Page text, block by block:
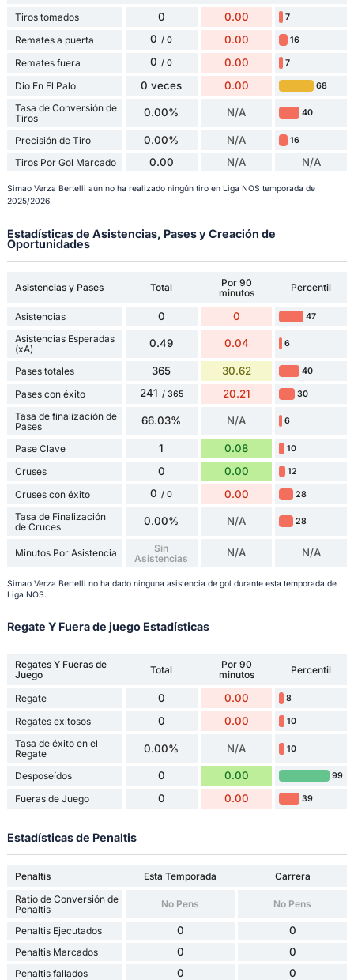
Tiros tomados 0 0.00 7
Remates a puerta 0 / 0 0.00 16
Remates fuera 0 / 0 0.00 7
Dio En El Palo 0 veces 0.00 68
Tasa de Conversión de
Tiros
0.00% N/A 40
Precisión de Tiro 0.00% N/A 16
Tiros Por Gol Marcado 0.00 N/A N/A
Simao Verza Bertelli aún no ha realizado ningún tiro en Liga NOS temporada de
2025/2026.
Estadísticas de Asistencias, Pases y Creación de
Oportunidades
Asistencias y Pases Total
Por 90
minutos
Percentil
Asistencias 0 0 47
Asistencias Esperadas
(xA)
0.49 0.04 6
Pases totales 365 30.62 40
Pases con éxito 241 / 365 20.21 30
Tasa de finalización de
Pases
66.03% N/A 6
Pase Clave 1 0.08 10
Cruses 0 0.00 12
Cruses con éxito 0 / 0 0.00 28
Tasa de Finalización
de Cruces
0.00% N/A 28
Minutos Por Asistencia
Sin
Asistencias
N/A N/A
Simao Verza Bertelli no ha dado ninguna asistencia de gol durante esta temporada de
Liga NOS.
Regate Y Fuera de juego Estadísticas
Regates Y Fueras de
Juego
Total
Por 90
minutos
Percentil
Regate 0 0.00 8
Regates exitosos 0 0.00 10
Tasa de éxito en el
Regate
0.00% N/A 10
Desposeídos 0 0.00 99
Fueras de Juego 0 0.00 39
Estadísticas de Penaltis
Penaltis Esta Temporada
Carrera
Ratio de Conversión de
Penaltis
No Pens No Pens
Penaltis Ejecutados 0 0
Penaltis Marcados 0 0
Penaltis fallados 0 0